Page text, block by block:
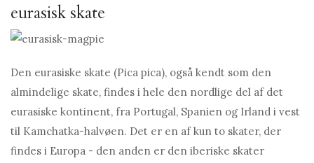
eurasisk skate
Den eurasiske skate (Pica pica), også kendt som den
almindelige skate, findes i hele den nordlige del af det
eurasiske kontinent, fra Portugal, Spanien og Irland i vest
til Kamchatka-halvøen. Det er en af ​​kun to skater, der
findes i Europa - den anden er den iberiske skater